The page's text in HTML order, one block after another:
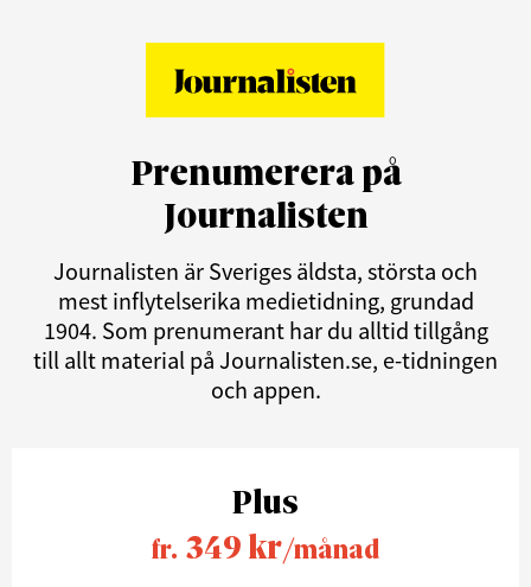
Prenumerera på
Journalisten
Journalisten är Sveriges äldsta, största och
mest inflytelserika medietidning, grundad
1904. Som prenumerant har du alltid tillgång
till allt material på Journalisten.se, e-tidningen
och appen.
Plus
fr. 349 kr/månad